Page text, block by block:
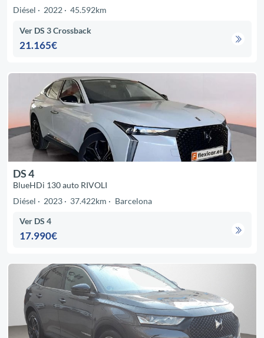
Diésel
2022 45.592km
Ver DS 3 Crossback
21.165€
DS 4
BlueHDi 130 auto RIVOLI
Diésel
2023 37.422km Barcelona
Ver DS 4
17.990€